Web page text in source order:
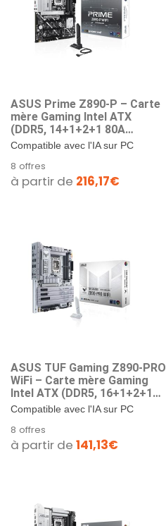
ASUS Prime Z890-P – Carte
mère Gaming Intel ATX
(DDR5, 14+1+2+1 80A
DrMOS, PCIe 5.0, USB 20Gbps
Type-C, 4 x M.2, PCIe Slot Q-
Release, Aura Sync RGB)
Compatible avec l'IA sur PC
l'informatique de l'IA, avec la
puissance et la...
8 offres
à partir de 216,17€
ASUS TUF Gaming Z890-PRO
WiFi – Carte mère Gaming
Intel ATX (DDR5, 16+1+2+1
80A DrMOS, PCIe 5.0, 2 x
USB4, USB Frontal 20Gbps
avec PD Fast Charge, 4 x M.2,
Wi-FI 7, Aura Sync RGB)
Compatible avec l'IA sur PC
l'informatique de l'IA, avec la
puissance et la...
8 offres
à partir de 141,13€